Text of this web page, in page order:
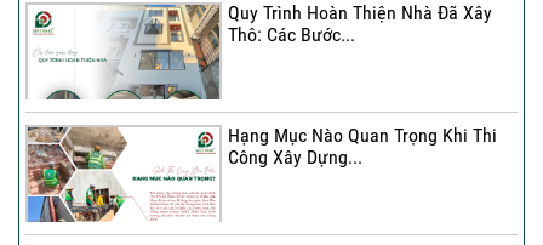
Quy Trình Hoàn Thiện Nhà Đã Xây
Thô: Các Bước...
Hạng Mục Nào Quan Trọng Khi Thi
Công Xây Dựng...